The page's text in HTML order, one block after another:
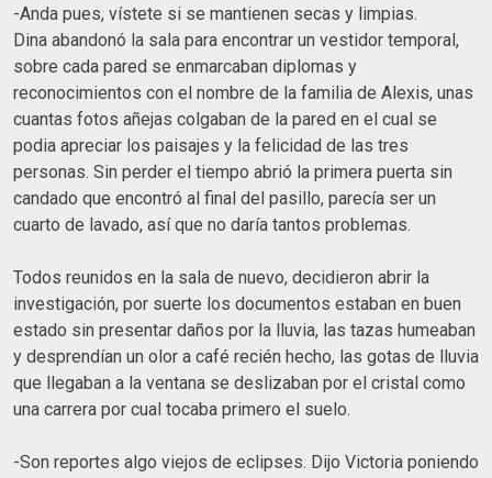
-Anda pues, vístete si se mantienen secas y limpias.
Dina abandonó la sala para encontrar un vestidor temporal,
sobre cada pared se enmarcaban diplomas y
reconocimientos con el nombre de la familia de Alexis, unas
cuantas fotos añejas colgaban de la pared en el cual se
podia apreciar los paisajes y la felicidad de las tres
personas. Sin perder el tiempo abrió la primera puerta sin
candado que encontró al final del pasillo, parecía ser un
cuarto de lavado, así que no daría tantos problemas.
Todos reunidos en la sala de nuevo, decidieron abrir la
investigación, por suerte los documentos estaban en buen
estado sin presentar daños por la lluvia, las tazas humeaban
y desprendían un olor a café recién hecho, las gotas de lluvia
que llegaban a la ventana se deslizaban por el cristal como
una carrera por cual tocaba primero el suelo.
-Son reportes algo viejos de eclipses. Dijo Victoria poniendo